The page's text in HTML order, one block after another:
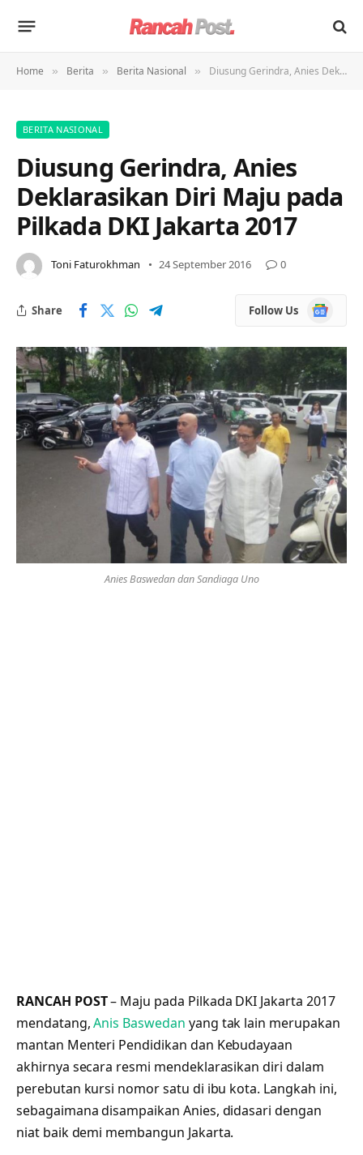
Home » Berita » Berita Nasional » Diusung Gerindra, Anies Deklarasikan Diri Maju pada Pilkada DKI Jakarta 2017
BERITA NASIONAL
Diusung Gerindra, Anies
Deklarasikan Diri Maju pada
Pilkada DKI Jakarta 2017
Toni Faturokhman 24 September 2016 0
Share Follow Us
Google
News
Anies Baswedan dan Sandiaga Uno
RANCAH POST– Maju pada Pilkada DKI Jakarta 2017
mendatang,Anis Baswedan yang tak lain merupakan
mantan Menteri Pendidikan dan Kebudayaan
akhirnya secara resmi mendeklarasikan diri dalam
perebutan kursi nomor satu di ibu kota. Langkah ini,
sebagaimana disampaikan Anies, didasari dengan
niat baik demi membangun Jakarta.